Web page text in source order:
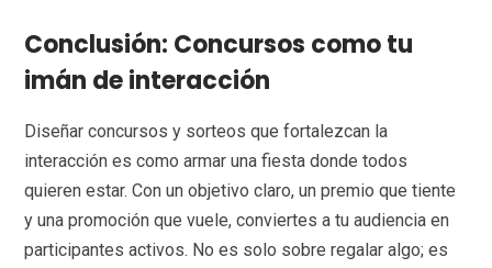
Conclusión: Concursos como tu
imán de interacción
Diseñar concursos y sorteos que fortalezcan la
interacción es como armar una fiesta donde todos
quieren estar. Con un objetivo claro, un premio que tiente
y una promoción que vuele, conviertes a tu audiencia en
participantes activos. No es solo sobre regalar algo; es